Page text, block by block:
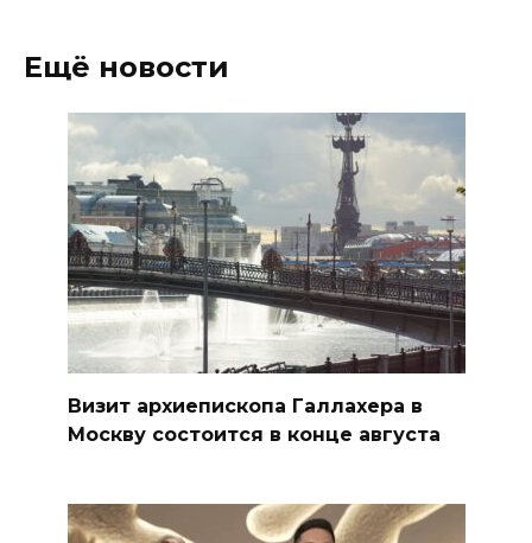
Ещё новости
Визит архиепископа Галлахера в
Москву состоится в конце августа